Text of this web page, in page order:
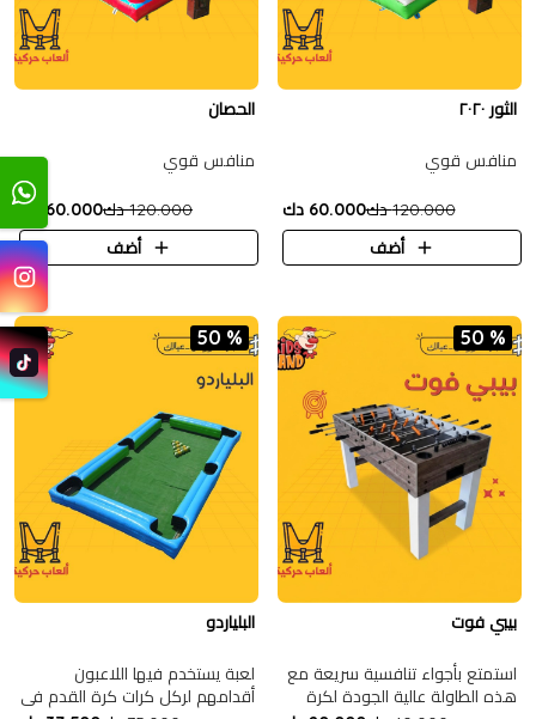
الثور ٢٠٢٠
منافس قوي
120.000 دك
60.000 دك
أضف
الحصان
منافس قوي
120.000 دك
60.000 دك
أضف
50 %
بيبي فوت
استمتع بأجواء تنافسية سريعة مع
هذه الطاولة عالية الجودة لكرة
50 %
البلياردو
لعبة يستخدم فيها اللاعبون
أقدامهم لركل كرات كرة القدم في